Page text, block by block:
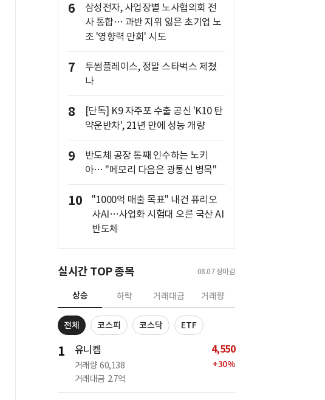
6
삼성전자, 사업장별 노사협의회 전
사 통합… 과반 지위 잃은 초기업 노
조 '영향력 만회' 시도
7
투썸플레이스, 정말 스타벅스 제쳤
나
8
[단독] K9 자주포 수출 공신 'K10 탄
약운반차', 21년 만에 성능 개량
9
반도체 공장 통째 인수하는 노키
아… "메모리 다음은 광통신 병목"
10
"1000억 매출 목표" 내건 퓨리오
사AI…사업화 시험대 오른 국산 AI
반도체
실시간 TOP 종목 08.07 장마감
상승 하락 거래대금 거래량
전체 코스피 코스닥 ETF
1 유니켐
거래량 60,138
거래대금 2.7억
4,550
+30%